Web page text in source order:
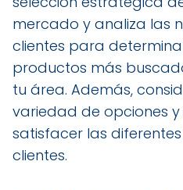
mercado y analiza las
clientes para
productos más
tu área. Además,
variedad de opciones
satisfacer las
clientes.